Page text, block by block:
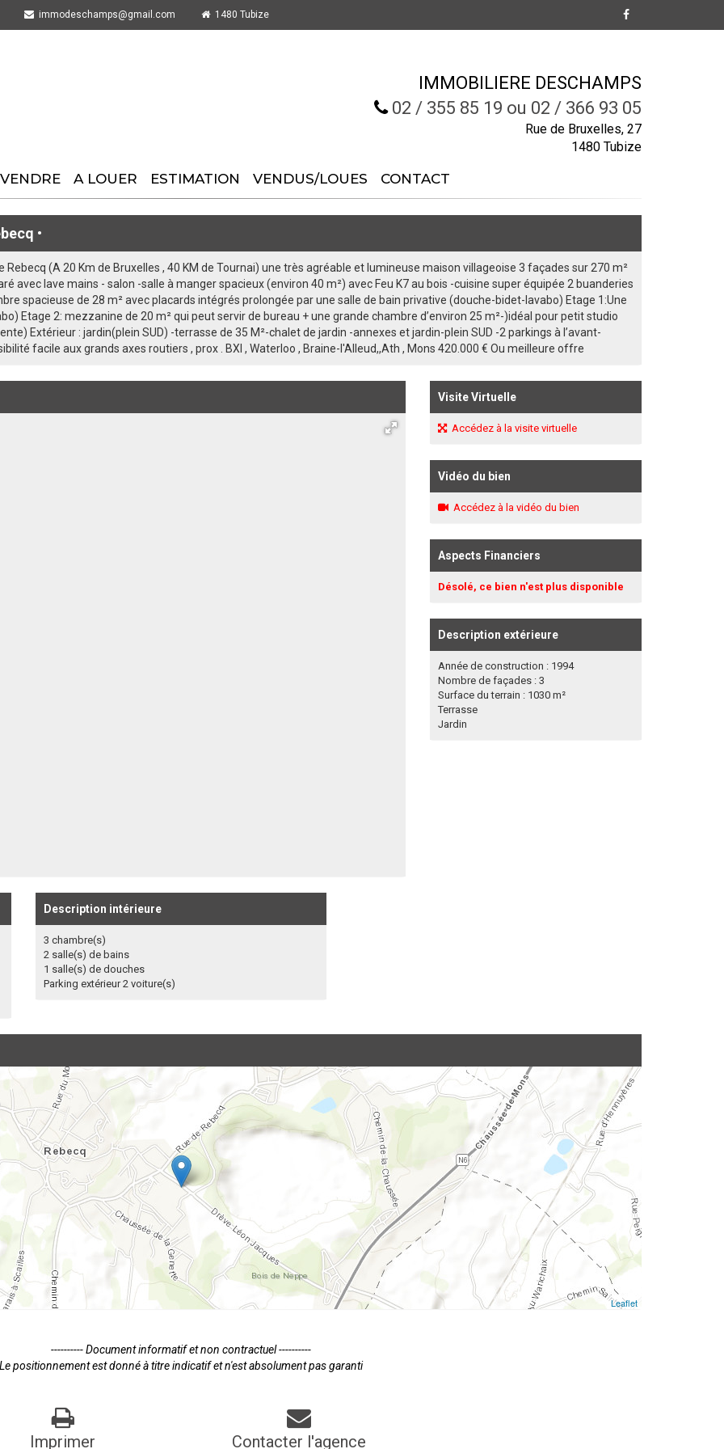
immodeschamps@gmail.com 1480 Tubize
IMMOBILIERE DESCHAMPS
02 / 355 85 19 ou 02 / 366 93 05
Rue de Bruxelles, 27
1480 Tubize
A LOUER ESTIMATION VENDUS/LOUES CONTACT
•
Rebecq (A 20 Km de Bruxelles , 40 KM de Tournai) une très agréable et lumineuse maison villageoise 3 façades sur 270 m²
avec lave mains - salon -salle à manger spacieux (environ 40 m²) avec Feu K7 au bois -cuisine super équipée 2 buanderies
spacieuse de 28 m² avec placards intégrés prolongée par une salle de bain privative (douche-bidet-lavabo) Etage 1:Une
Etage 2: mezzanine de 20 m² qui peut servir de bureau + une grande chambre d’environ 25 m²-)idéal pour petit studio
Extérieur : jardin(plein SUD) -terrasse de 35 M²-chalet de jardin -annexes et jardin-plein SUD -2 parkings à l’avant-
facile aux grands axes routiers , prox . BXl , Waterloo , Braine-l'Alleud,,Ath , Mons 420.000 € Ou meilleure offre
Visite Virtuelle
Accédez à la visite virtuelle
Vidéo du bien
Accédez à la vidéo du bien
Aspects Financiers
Désolé, ce bien n'est plus disponible
Description extérieure
Année de construction : 1994
Nombre de façades : 3
Surface du terrain : 1030 m²
Terrasse
Jardin
Description intérieure
3 chambre(s)
2 salle(s) de bains
1 salle(s) de douches
Parking extérieur 2 voiture(s)
Leaflet
---------- Document informatif et non contractuel ----------
Le positionnement est donné à titre indicatif et n'est absolument pas garanti
Imprimer Contacter l'agence